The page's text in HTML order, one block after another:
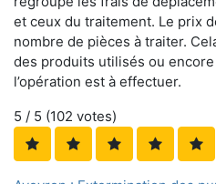
et ceux du traitement. Le prix
nombre de pièces à traiter.
des produits utilisés ou
l’opération est à effectuer.
5 / 5 (102 votes)